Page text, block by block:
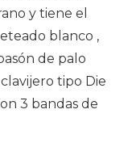
y tiene el
blanco ,
de palo
tipo Die
3 bandas de